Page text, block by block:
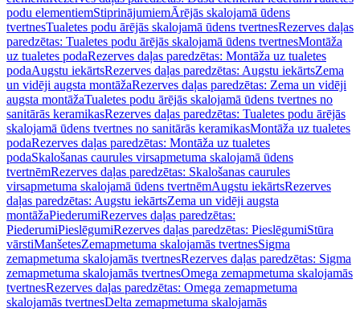
podu elementiemStiprinājumiemĀrējās skalojamā ūdens
tvertnesTualetes podu ārējās skalojamā ūdens tvertnesRezerves daļas
paredzētas: Tualetes podu ārējās skalojamā ūdens tvertnesMontāža
uz tualetes podaRezerves daļas paredzētas: Montāža uz tualetes
podaAugstu iekārtsRezerves daļas paredzētas: Augstu iekārtsZema
un vidēji augsta montāžaRezerves daļas paredzētas: Zema un vidēji
augsta montāžaTualetes podu ārējās skalojamā ūdens tvertnes no
sanitārās keramikasRezerves daļas paredzētas: Tualetes podu ārējās
skalojamā ūdens tvertnes no sanitārās keramikasMontāža uz tualetes
podaRezerves daļas paredzētas: Montāža uz tualetes
podaSkalošanas caurules virsapmetuma skalojamā ūdens
tvertnēmRezerves daļas paredzētas: Skalošanas caurules
virsapmetuma skalojamā ūdens tvertnēmAugstu iekārtsRezerves
daļas paredzētas: Augstu iekārtsZema un vidēji augsta
montāžaPiederumiRezerves daļas paredzētas:
PiederumiPieslēgumiRezerves daļas paredzētas: PieslēgumiStūra
vārstiManšetesZemapmetuma skalojamās tvertnesSigma
zemapmetuma skalojamās tvertnesRezerves daļas paredzētas: Sigma
zemapmetuma skalojamās tvertnesOmega zemapmetuma skalojamās
tvertnesRezerves daļas paredzētas: Omega zemapmetuma
skalojamās tvertnesDelta zemapmetuma skalojamās